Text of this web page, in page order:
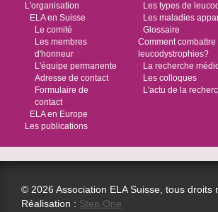
L'organisation
ELA en Suisse
Le comité
Les membres
d'honneur
L'équipe permanente
Adresse de contact
Formulaire de
contact
ELA en Europe
Les publications
Les types de
Les maladies
Glossaire
Comment combattre
leucodystrophies?
La recherche
Les colloques
L'actu de la
© 2026 Association ELA Suisse, tous droits
Réalisation : Step One